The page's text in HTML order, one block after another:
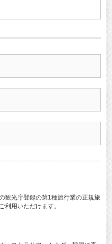
観光庁登録の第1種旅行業の正規旅
利用いただけます。